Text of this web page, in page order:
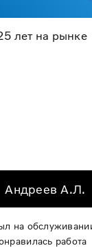
лет на рынке
Андреев А.Л.
на
работа